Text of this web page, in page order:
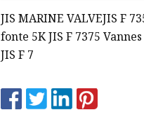
JIS MARINE VALVEJIS F
fonte 5K JIS F 7375
JIS F 7